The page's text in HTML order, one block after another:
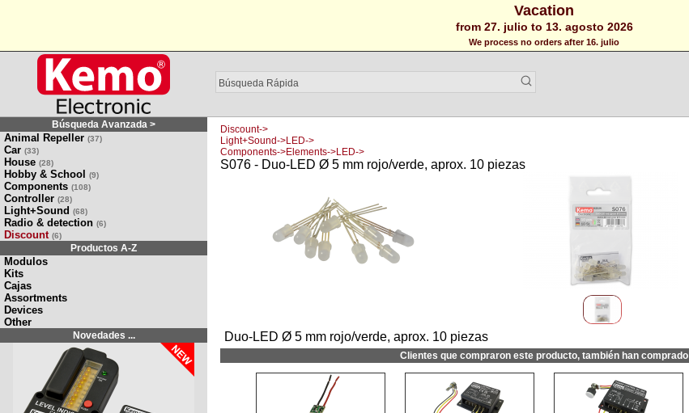
Vacation
from 27. julio to 13. agosto 2026
We process no orders after 16. julio
Búsqueda Avanzada >
Animal Repeller (37)
Car (33)
House (28)
Hobby & School (9)
Components (108)
Controller (28)
Light+Sound (68)
Radio & detection (6)
Discount (6)
Productos A-Z
Modulos
Kits
Cajas
Assortments
Devices
Other
Novedades ...
Discount->
Light+Sound->LED->
Components->Elements->LED->
S076 - Duo-LED Ø 5 mm rojo/verde, aprox. 10 piezas
Duo-LED Ø 5 mm rojo/verde, aprox. 10 piezas
Clientes que compraron este producto, también han comprado